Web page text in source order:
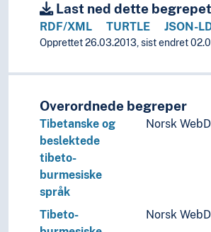
Last ned dette begrepet
RDF/XML TURTLE JSON-
Opprettet 26.03.2013, sist endret
Overordnede begreper
Tibetanske og
beslektede
tibeto-
burmesiske
språk
Norsk
Tibeto-
Norsk